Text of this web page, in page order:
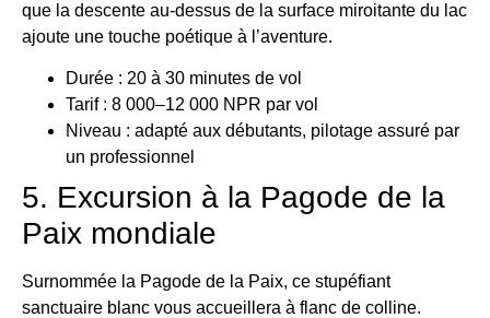
que la descente au-dessus de la surface miroitante du lac
ajoute une touche poétique à l’aventure.
Durée : 20 à 30 minutes de vol
Tarif : 8 000–12 000 NPR par vol
Niveau : adapté aux débutants, pilotage assuré par
un professionnel
5. Excursion à la Pagode de la
Paix mondiale
Surnommée la Pagode de la Paix, ce stupéfiant
sanctuaire blanc vous accueillera à flanc de colline.